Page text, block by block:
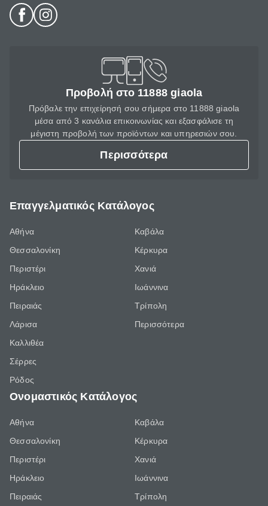
Προβολή στο 11888 giaola
Πρόβαλε την επιχείρησή σου σήμερα στο 11888 giaola
μέσα από 3 κανάλια επικοινωνίας και εξασφάλισε τη
μέγιστη προβολή των προϊόντων και υπηρεσιών σου.
Περισσότερα
Επαγγελματικός Κατάλογος
Αθήνα
Θεσσαλονίκη
Περιστέρι
Ηράκλειο
Πειραιάς
Λάρισα
Καλλιθέα
Σέρρες
Ρόδος
Καβάλα
Κέρκυρα
Χανιά
Ιωάννινα
Τρίπολη
Περισσότερα
Ονομαστικός Κατάλογος
Αθήνα
Θεσσαλονίκη
Περιστέρι
Ηράκλειο
Πειραιάς
Καβάλα
Κέρκυρα
Χανιά
Ιωάννινα
Τρίπολη